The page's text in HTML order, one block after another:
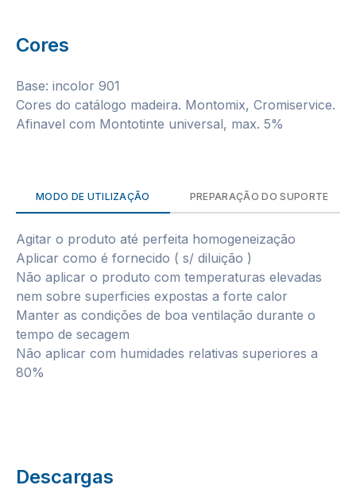
Cores
Base: incolor 901
Cores do catálogo madeira. Montomix, Cromiservice.
Afinavel com Montotinte universal, max. 5%
MODO DE UTILIZAÇÃO PREPARAÇÃO DO SUPORTE
Agitar o produto até perfeita homogeneização
Aplicar como é fornecido ( s/ diluição )
Não aplicar o produto com temperaturas elevadas
nem sobre superficies expostas a forte calor
Manter as condições de boa ventilação durante o
tempo de secagem
Não aplicar com humidades relativas superiores a
80%
Descargas